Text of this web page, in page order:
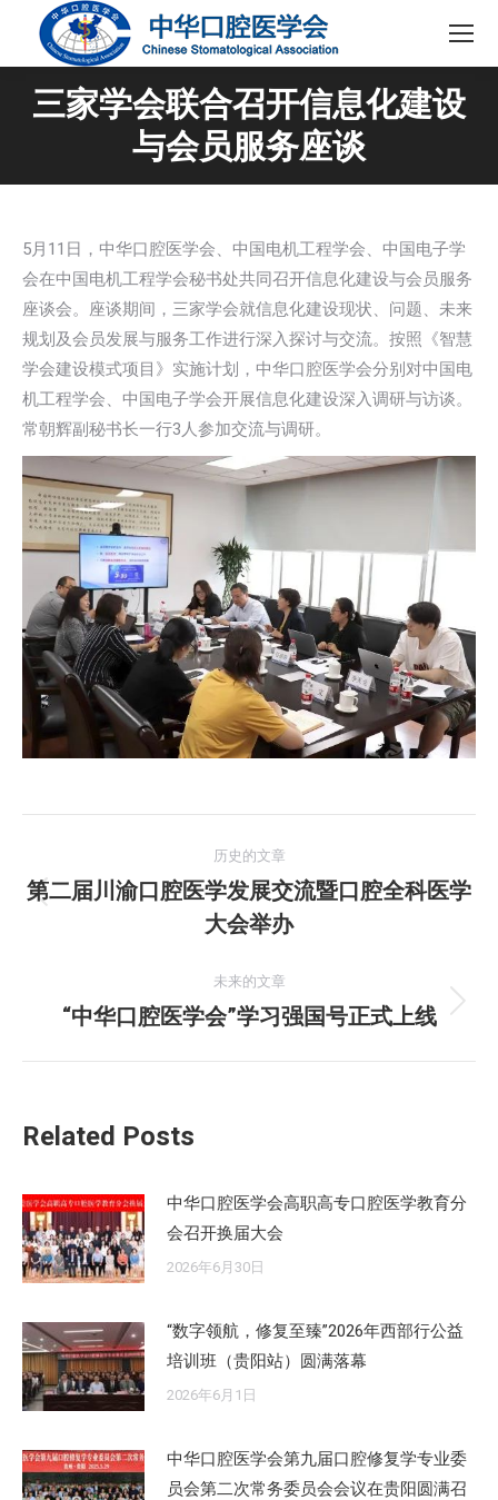
三家学会联合召开信息化建设
与会员服务座谈
5月11日，中华口腔医学会、中国电机工程学会、中国电子学
会在中国电机工程学会秘书处共同召开信息化建设与会员服务
座谈会。座谈期间，三家学会就信息化建设现状、问题、未来
规划及会员发展与服务工作进行深入探讨与交流。按照《智慧
学会建设模式项目》实施计划，中华口腔医学会分别对中国电
机工程学会、中国电子学会开展信息化建设深入调研与访谈。
常朝辉副秘书长一行3人参加交流与调研。
章
历史的文章
历
史
文
章：
第二届川渝口腔医学发展交流暨口腔全科医学
大会举办
未来的文章
未
“中华口腔医学会”学习强国号正式上线
Related Posts
中华口腔医学会高职高专口腔医学教育分
会召开换届大会
2026年6月30日
“数字领航，修复至臻”2026年西部行公益
培训班（贵阳站）圆满落幕
2026年6月1日
中华口腔医学会第九届口腔修复学专业委
员会第二次常务委员会会议在贵阳圆满召